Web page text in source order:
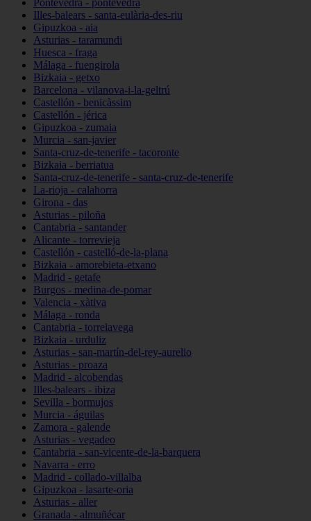
Pontevedra - pontevedra
Illes-balears - santa-eulària-des-riu
Gipuzkoa - aia
Asturias - taramundi
Huesca - fraga
Málaga - fuengirola
Bizkaia - getxo
Barcelona - vilanova-i-la-geltrú
Castellón - benicàssim
Castellón - jérica
Gipuzkoa - zumaia
Murcia - san-javier
Santa-cruz-de-tenerife - tacoronte
Bizkaia - berriatua
Santa-cruz-de-tenerife - santa-cruz-de-tenerife
La-rioja - calahorra
Girona - das
Asturias - piloña
Cantabria - santander
Alicante - torrevieja
Castellón - castelló-de-la-plana
Bizkaia - amorebieta-etxano
Madrid - getafe
Burgos - medina-de-pomar
Valencia - xàtiva
Málaga - ronda
Cantabria - torrelavega
Bizkaia - urduliz
Asturias - san-martín-del-rey-aurelio
Asturias - proaza
Madrid - alcobendas
Illes-balears - ibiza
Sevilla - bormujos
Murcia - águilas
Zamora - galende
Asturias - vegadeo
Cantabria - san-vicente-de-la-barquera
Navarra - erro
Madrid - collado-villalba
Gipuzkoa - lasarte-oria
Asturias - aller
Granada - almuñécar